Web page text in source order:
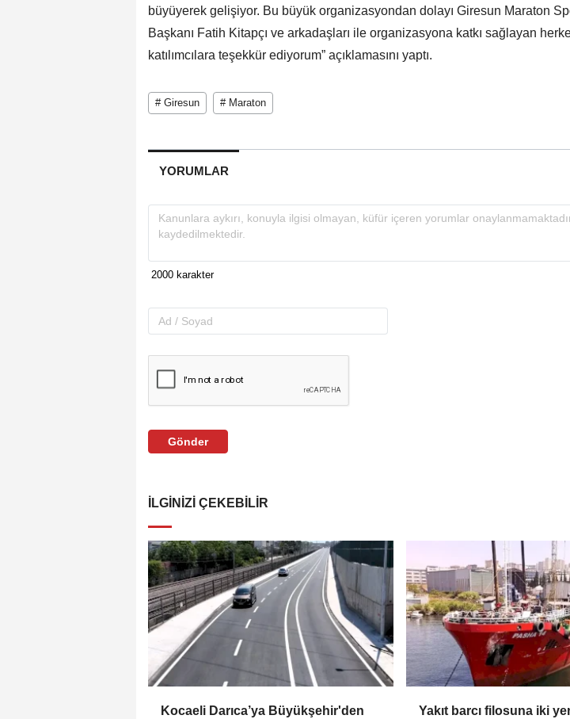
büyüyerek gelişiyor. Bu büyük organizasyondan dolayı Giresun Maraton
Başkanı Fatih Kitapçı ve arkadaşları ile organizasyona katkı sağlayan
katılımcılara teşekkür ediyorum” açıklamasını yaptı.
# Giresun # Maraton
YORUMLAR
Gönder
İLGINIZI ÇEKEBILIR
Kocaeli Darıca’ya Büyükşehir'den
Yakıt barcı filosuna iki